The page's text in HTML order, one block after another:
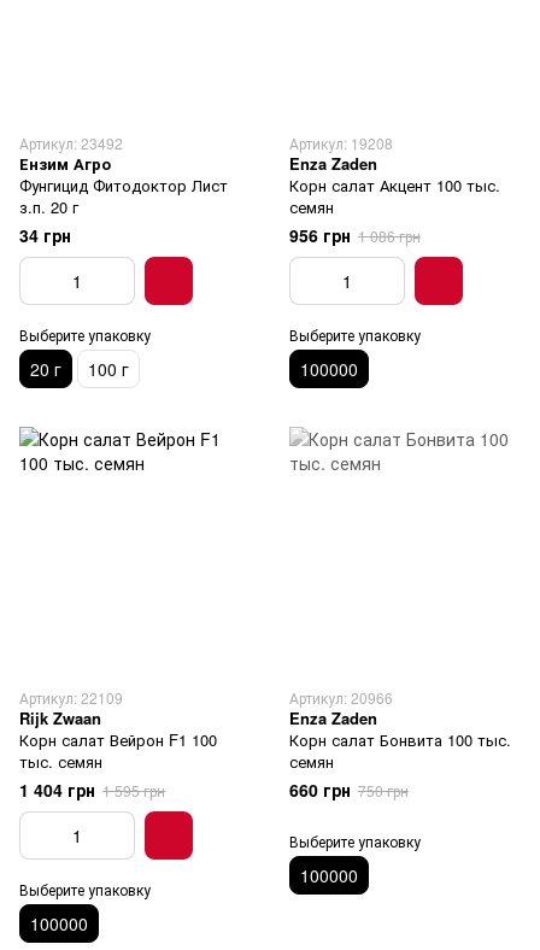
Артикул: 23492
Ензим Агро
Фунгицид Фитодоктор Лист
з.п. 20 г
34 грн
Выберите упаковку
20 г 100 г
Артикул: 19208
Enza Zaden
Корн салат Акцент 100 тыс.
семян
956 грн 1 086 грн
Выберите упаковку
100000
Артикул: 22109
Rijk Zwaan
Корн салат Вейрон F1 100
тыс. семян
1 404 грн 1 595 грн
Выберите упаковку
100000
Артикул: 20966
Enza Zaden
Корн салат Бонвита 100 тыс.
семян
660 грн 750 грн
Выберите упаковку
100000